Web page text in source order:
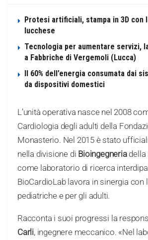
Protesi artificiali, stampa in 3D con
lucchese
Tecnologia per aumentare servizi,
a Fabbriche di Vergemoli (Lucca)
Il 60% dell’energia consumata dai
da dispositivi domestici
L’unità operativa nasce nel 2008
Cardiologia degli adulti della
Monasterio. Nel 2015 è stato
nella divisione di Bioingegneriadella
come laboratorio di ricerca
BioCardioLab lavora in sinergia con
pediatriche e per gli adulti.
Racconta i suoi progressi la
Carli, ingegnere meccanico. «Nel